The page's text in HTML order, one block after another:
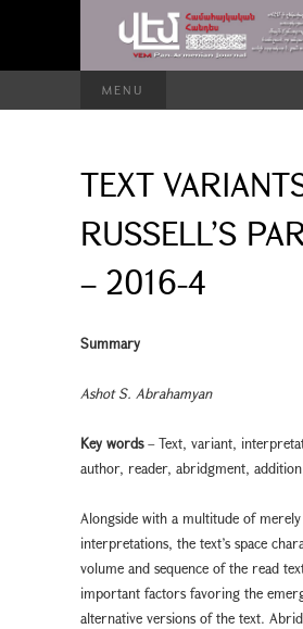
MENU
TEXT
RUSSELL’S
– 2016-4
Summary
Ashot S. Abrahamyan
Key words– Text, variant,
author, reader, abridgment,
Alongside with a multitude of
interpretations, the text’s space
volume and sequence of the read
important factors favoring the
alternative versions of the text.